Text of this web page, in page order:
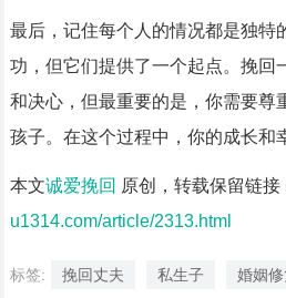
最后，记住每个人的情况都是独特
功，但它们提供了一个起点。挽回
和决心，但最重要的是，你需要尊
孩子。在这个过程中，你的成长和
本文诚爱挽回 原创，转载保留链接
u1314.com/article/2313.html
标签: 挽回丈夫 私生子 婚姻修